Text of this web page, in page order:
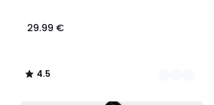
29.99 €
4.5
/